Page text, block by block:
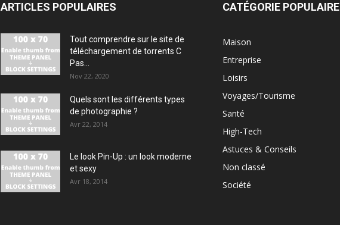
ARTICLES POPULAIRES
Tout comprendre sur le site de
téléchargement de torrents C
Pas...
Nov 22, 2020
Quels sont les différents types
de photographie ?
Avr 22, 2014
Le look Pin-Up : un look moderne
et sexy
Avr 18, 2014
CATÉGORIE POPULAIRE
Maison
Entreprise
Loisirs
Voyages/Tourisme
Santé
High-Tech
Astuces & Conseils
Non classé
Société